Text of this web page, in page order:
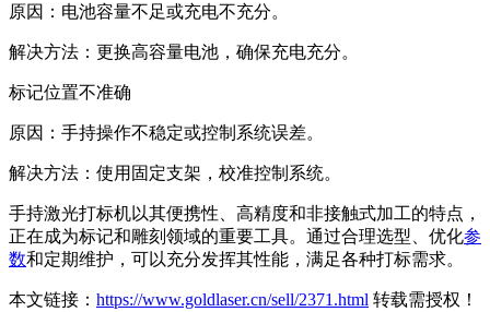
原因：电池容量不足或充电不充分。
解决方法：更换高容量电池，确保充电充分。
标记位置不准确
原因：手持操作不稳定或控制系统误差。
解决方法：使用固定支架，校准控制系统。
手持激光打标机以其便携性、高精度和非接触式加工的特点，
正在成为标记和雕刻领域的重要工具。通过合理选型、优化参
数和定期维护，可以充分发挥其性能，满足各种打标需求。
本文链接： https://www.goldlaser.cn/sell/2371.html 转载需授权！